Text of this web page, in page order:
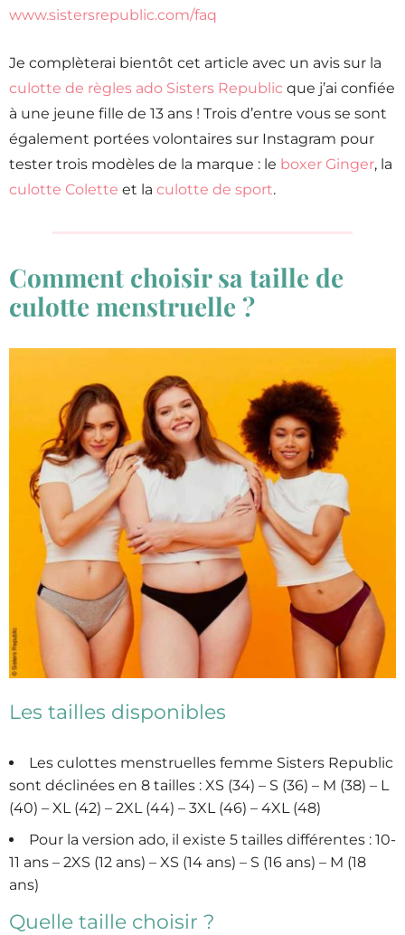
www.sistersrepublic.com/faq
Je complèterai bientôt cet article avec un avis sur la
culotte de règles ado Sisters Republic que j’ai confiée
à une jeune fille de 13 ans ! Trois d’entre vous se sont
également portées volontaires sur Instagram pour
tester trois modèles de la marque : le boxer Ginger, la
culotte Colette et la culotte de sport.
Comment choisir sa taille de
culotte menstruelle ?
Les tailles disponibles
Les culottes menstruelles femme Sisters Republic
sont déclinées en 8 tailles : XS (34) – S (36) – M (38) – L
(40) – XL (42) – 2XL (44) – 3XL (46) – 4XL (48)
Pour la version ado, il existe 5 tailles différentes : 10-
11 ans – 2XS (12 ans) – XS (14 ans) – S (16 ans) – M (18
ans)
Quelle taille choisir ?